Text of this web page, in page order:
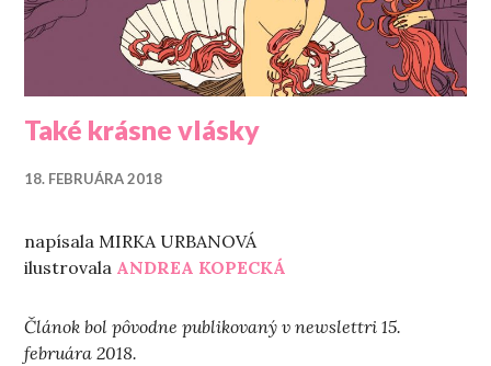
Také krásne vlásky
18. FEBRUÁRA 2018
napísala MIRKA URBANOVÁ
ilustrovala ANDREA KOPECKÁ
Článok bol pôvodne publikovaný v newslettri 15.
februára 2018.